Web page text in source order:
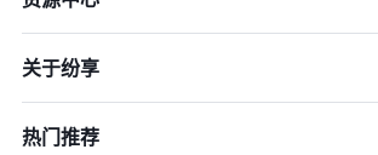
关于纷享
热门推荐